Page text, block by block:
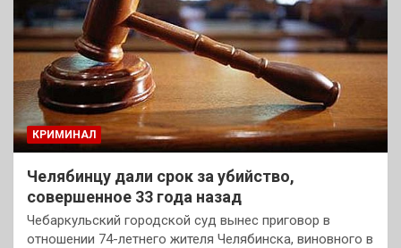
КРИМИНАЛ
Челябинцу дали срок за убийство,
совершенное 33 года назад
Чебаркульский городской суд вынес приговор в
отношении 74-летнего жителя Челябинска, виновного в